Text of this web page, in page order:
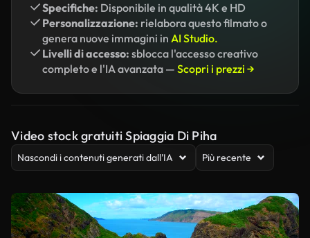
Specifiche: Disponibile in qualità 4K e HD
Personalizzazione: rielabora questo filmato o
genera nuove immagini in AI Studio.
Livelli di accesso: sblocca l'accesso creativo
completo e l'IA avanzata — Scopri i prezzi →
Video stock gratuiti Spiaggia Di Piha
Nascondi i contenuti generati dall’IA Più recente